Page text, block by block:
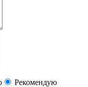
Рекомендую